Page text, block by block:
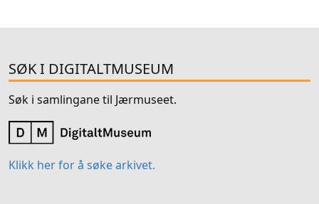
SØK I DIGITALTMUSEUM
Søk i samlingane til Jærmuseet.
Klikk her for å søke arkivet.